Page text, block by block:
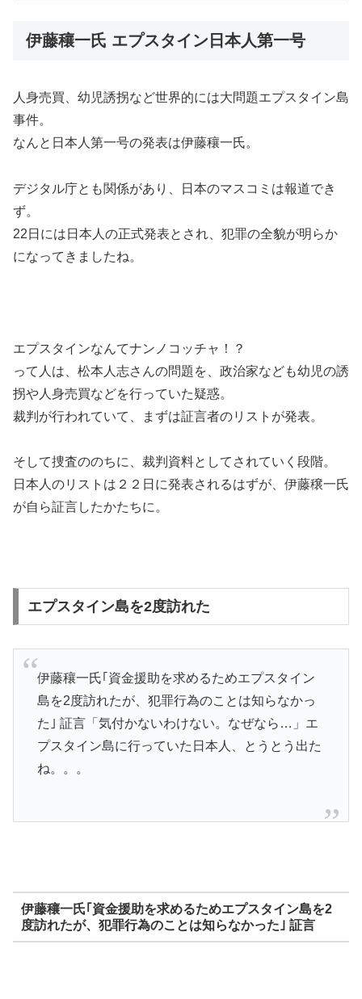
伊藤穰一氏 エプスタイン日本人第一号
人身売買、幼児誘拐など世界的には大問題エプスタイン島
事件。
なんと日本人第一号の発表は伊藤穰一氏。
デジタル庁とも関係があり、日本のマスコミは報道でき
ず。
22日には日本人の正式発表とされ、犯罪の全貌が明らか
になってきましたね。
エプスタインなんてナンノコッチャ！？
って人は、松本人志さんの問題を、政治家なども幼児の誘
拐や人身売買などを行っていた疑惑。
裁判が行われていて、まずは証言者のリストが発表。
そして捜査ののちに、裁判資料としてされていく段階。
日本人のリストは２２日に発表されるはずが、伊藤穣一氏
が自ら証言したかたちに。
エプスタイン島を2度訪れた
伊藤穰一氏｢資金援助を求めるためエプスタイン
島を2度訪れたが、犯罪行為のことは知らなかっ
た｣ 証言「気付かないわけない。なぜなら…」エ
プスタイン島に行っていた日本人、とうとう出た
ね。。。
伊藤穰一氏｢資金援助を求めるためエプスタイン島を2
度訪れたが、犯罪行為のことは知らなかった｣ 証言